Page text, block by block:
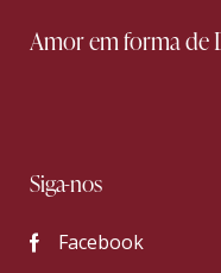
Amor em forma de
Siga-nos
Facebook